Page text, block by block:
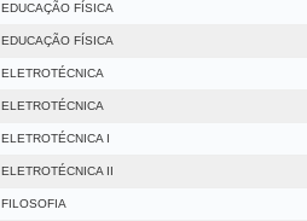
EDUCAÇÃO FÍSICA
EDUCAÇÃO FÍSICA
ELETROTÉCNICA
ELETROTÉCNICA
ELETROTÉCNICA I
ELETROTÉCNICA II
FILOSOFIA